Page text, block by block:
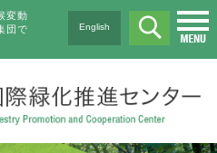
変動
団で
English